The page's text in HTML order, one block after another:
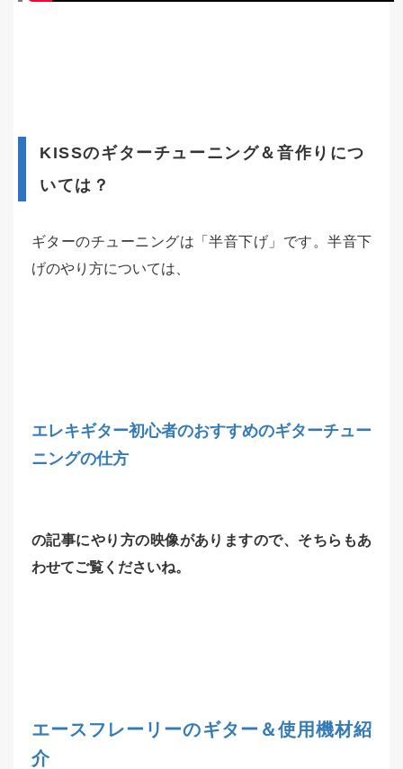
KISSのギターチューニング＆音作りにつ
いては？
ギターのチューニングは「半音下げ」です。半音下
げのやり方については、
エレキギター初心者のおすすめのギターチュー
ニングの仕方
の記事にやり方の映像がありますので、そちらもあ
わせてご覧くださいね。
エースフレーリーのギター＆使用機材紹
介